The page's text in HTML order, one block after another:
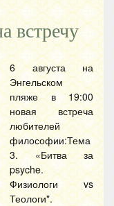
встречу
6 августа на
Энгельском
пляже в 19:00
новая встреча
любителей
философии:Тема
3. «Битва за
psyche.
Физиологи vs
Теологи".